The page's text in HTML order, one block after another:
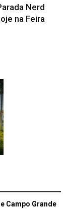
Nerd
na Feira
Campo Grande